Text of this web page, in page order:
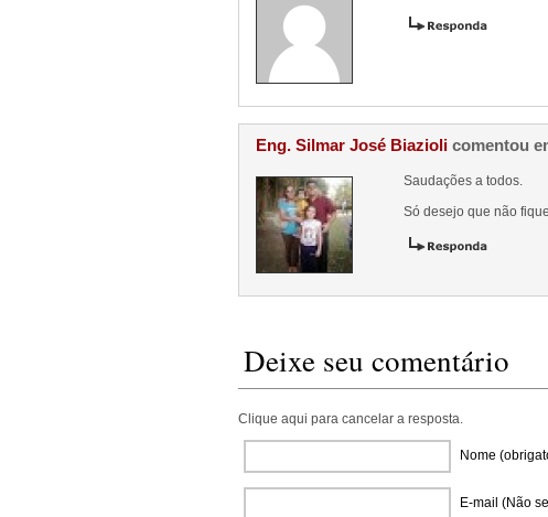
Eng. Silmar José Biazioli comentou
Saudações a todos.
Só desejo que não
Deixe seu comentário
Clique aqui para cancelar a resposta.
Nome
E-mail (Não